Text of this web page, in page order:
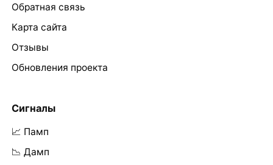
Обратная связь
Карта сайта
Отзывы
Обновления проекта
Сигналы
📈 Памп
📉 Дамп